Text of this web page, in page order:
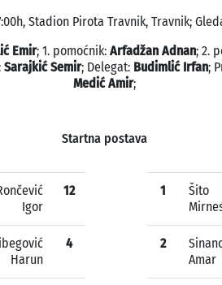
Stadion Pirota Travnik, Travnik;
Emir; 1. pomoćnik: Arfadžan Adnan; 2.
Sarajkić Semir; Delegat: Budimlić Irfan;
Medić Amir;
Startna postava
Igor
12
Harun
4
1
Šito
2
Amar